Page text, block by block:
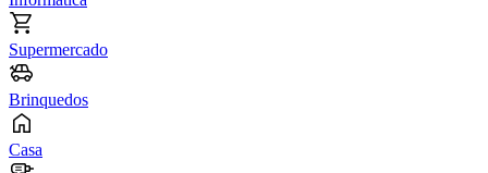
Supermercado
Brinquedos
Casa